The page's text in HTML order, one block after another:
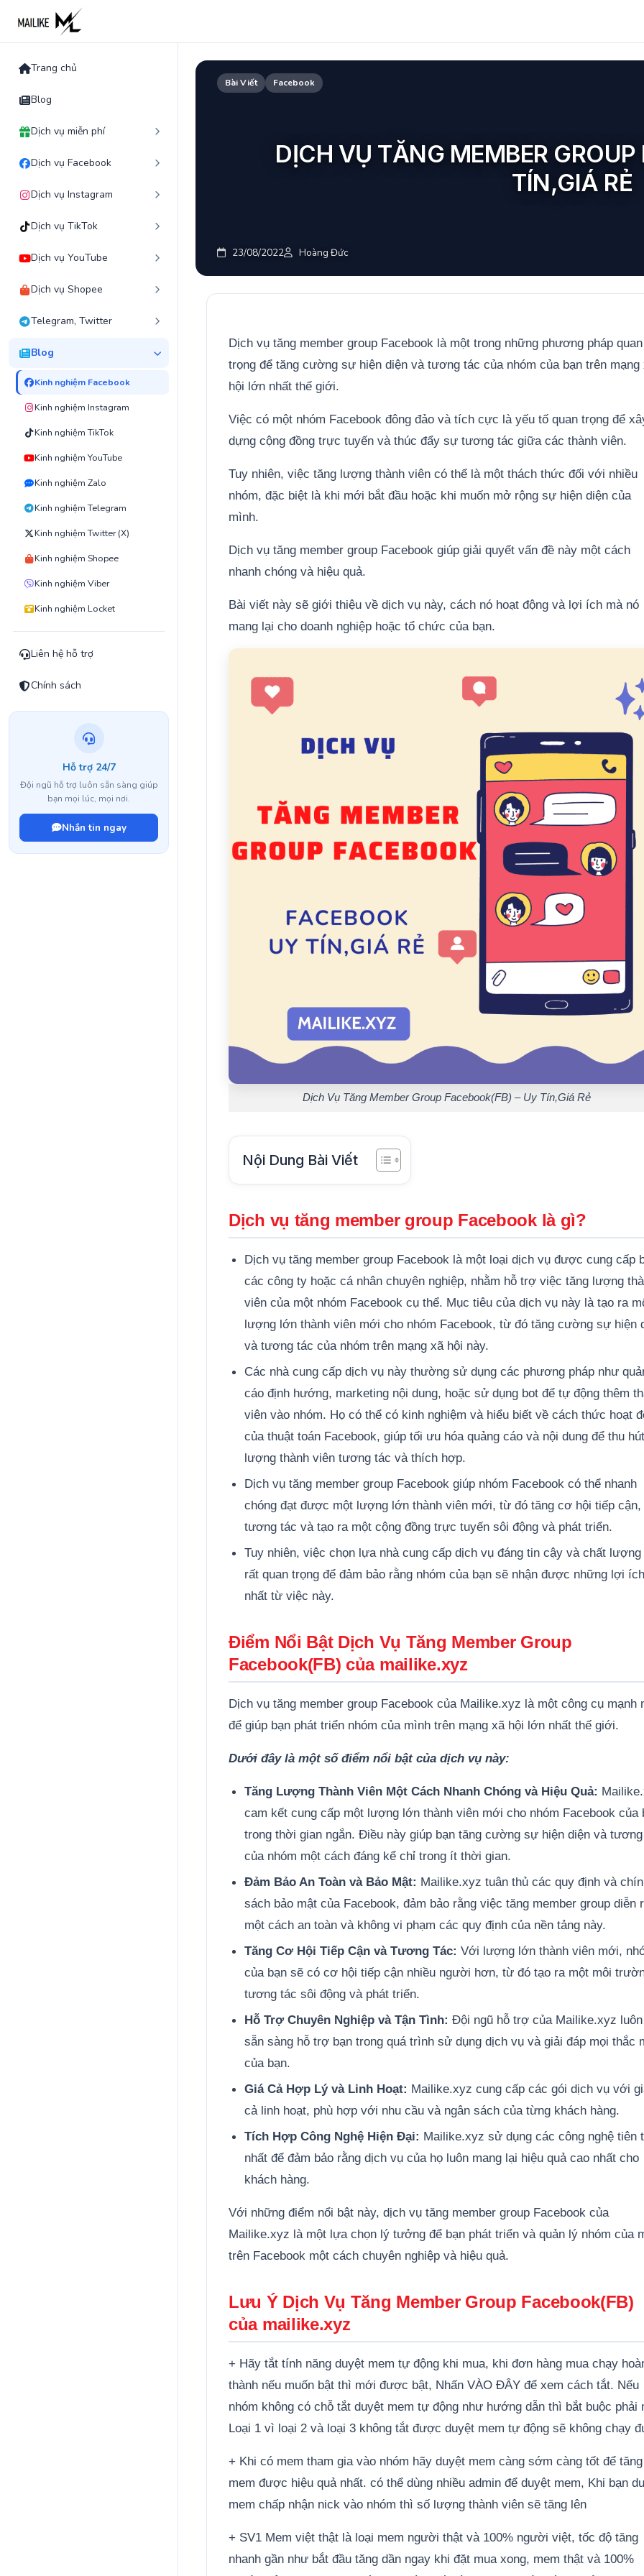
content
Trang chủ
Blog
Dịch vụ miễn phí
Dịch vụ Facebook
Dịch vụ Instagram
Dịch vụ TikTok
Dịch vụ YouTube
Dịch vụ Shopee
Telegram, Twitter
Blog
Kinh nghiệm Facebook
Kinh nghiệm Instagram
Kinh nghiệm TikTok
Kinh nghiệm YouTube
Kinh nghiệm Zalo
Kinh nghiệm Telegram
Kinh nghiệm Twitter (X)
Kinh nghiệm Shopee
Kinh nghiệm Viber
Kinh nghiệm Locket
Liên hệ hỗ trợ
Chính sách
Hỗ trợ 24/7
Đội ngũ hỗ trợ luôn sẵn sàng giúp
bạn mọi lúc, mọi nơi.
Nhắn tin ngay
Bài Viết Facebook
DỊCH VỤ TĂNG MEMBER
TÍN,GIÁ RẺ
23/08/2022 Hoàng Đức
Dịch vụ tăng member group Facebook là một trong những phương pháp quan
trọng để tăng cường sự hiện diện và tương tác của nhóm của bạn trên mạng
hội lớn nhất thế giới.
Việc có một nhóm Facebook đông đảo và tích cực là yếu tố quan trọng để
dựng cộng đồng trực tuyến và thúc đẩy sự tương tác giữa các thành viên.
Tuy nhiên, việc tăng lượng thành viên có thể là một thách thức đối với nhiều
nhóm, đặc biệt là khi mới bắt đầu hoặc khi muốn mở rộng sự hiện diện của
mình.
Dịch vụ tăng member group Facebook giúp giải quyết vấn đề này một cách
nhanh chóng và hiệu quả.
Bài viết này sẽ giới thiệu về dịch vụ này, cách nó hoạt động và lợi ích mà nó
mang lại cho doanh nghiệp hoặc tổ chức của bạn.
Dịch Vụ Tăng Member Group Facebook(FB) – Uy Tín,Giá Rẻ
Nội Dung Bài Viết
Dịch vụ tăng member group Facebook là gì?
Dịch vụ tăng member group Facebook là một loại dịch vụ được cung cấp
các công ty hoặc cá nhân chuyên nghiệp, nhằm hỗ trợ việc tăng lượng
viên của một nhóm Facebook cụ thể. Mục tiêu của dịch vụ này là tạo ra
lượng lớn thành viên mới cho nhóm Facebook, từ đó tăng cường sự hiện
và tương tác của nhóm trên mạng xã hội này.
Các nhà cung cấp dịch vụ này thường sử dụng các phương pháp như
cáo định hướng, marketing nội dung, hoặc sử dụng bot để tự động thêm
viên vào nhóm. Họ có thể có kinh nghiệm và hiểu biết về cách thức hoạt
của thuật toán Facebook, giúp tối ưu hóa quảng cáo và nội dung để thu hút
lượng thành viên tương tác và thích hợp.
Dịch vụ tăng member group Facebook giúp nhóm Facebook có thể nhanh
chóng đạt được một lượng lớn thành viên mới, từ đó tăng cơ hội tiếp cận,
tương tác và tạo ra một cộng đồng trực tuyến sôi động và phát triển.
Tuy nhiên, việc chọn lựa nhà cung cấp dịch vụ đáng tin cậy và chất lượng
rất quan trọng để đảm bảo rằng nhóm của bạn sẽ nhận được những lợi
nhất từ việc này.
Điểm Nổi Bật Dịch Vụ Tăng Member Group
Facebook(FB) của mailike.xyz
Dịch vụ tăng member group Facebook của Mailike.xyz là một công cụ mạnh
để giúp bạn phát triển nhóm của mình trên mạng xã hội lớn nhất thế giới.
Dưới đây là một số điểm nổi bật của dịch vụ này:
Tăng Lượng Thành Viên Một Cách Nhanh Chóng và Hiệu Quả:
cam kết cung cấp một lượng lớn thành viên mới cho nhóm Facebook của
trong thời gian ngắn. Điều này giúp bạn tăng cường sự hiện diện và
của nhóm một cách đáng kể chỉ trong ít thời gian.
Đảm Bảo An Toàn và Bảo Mật: Mailike.xyz tuân thủ các quy định và
sách bảo mật của Facebook, đảm bảo rằng việc tăng member group diễn
một cách an toàn và không vi phạm các quy định của nền tảng này.
Tăng Cơ Hội Tiếp Cận và Tương Tác: Với lượng lớn thành viên mới,
của bạn sẽ có cơ hội tiếp cận nhiều người hơn, từ đó tạo ra một môi
tương tác sôi động và phát triển.
Hỗ Trợ Chuyên Nghiệp và Tận Tình: Đội ngũ hỗ trợ của Mailike.xyz luôn
sẵn sàng hỗ trợ bạn trong quá trình sử dụng dịch vụ và giải đáp mọi thắc
của bạn.
Giá Cả Hợp Lý và Linh Hoạt: Mailike.xyz cung cấp các gói dịch vụ với
cả linh hoạt, phù hợp với nhu cầu và ngân sách của từng khách hàng.
Tích Hợp Công Nghệ Hiện Đại: Mailike.xyz sử dụng các công nghệ tiên
nhất để đảm bảo rằng dịch vụ của họ luôn mang lại hiệu quả cao nhất cho
khách hàng.
Với những điểm nổi bật này, dịch vụ tăng member group Facebook của
Mailike.xyz là một lựa chọn lý tưởng để bạn phát triển và quản lý nhóm của
trên Facebook một cách chuyên nghiệp và hiệu quả.
Lưu Ý Dịch Vụ Tăng Member Group Facebook(FB)
của mailike.xyz
+ Hãy tắt tính năng duyệt mem tự động khi mua, khi đơn hàng mua chạy
thành nếu muốn bật thì mới được bật, Nhấn VÀO ĐÂY để xem cách tắt. Nếu
nhóm không có chỗ tắt duyệt mem tự động như hướng dẫn thì bắt buộc phải
Loại 1 vì loại 2 và loại 3 không tắt được duyệt mem tự động sẽ không chạy
+ Khi có mem tham gia vào nhóm hãy duyệt mem càng sớm càng tốt để tăng
mem được hiệu quả nhất. có thể dùng nhiều admin để duyệt mem, Khi bạn
mem chấp nhận nick vào nhóm thì số lượng thành viên sẽ tăng lên
+ SV1 Mem việt thật là loại mem người thật và 100% người việt, tốc độ tăng
nhanh gần như bắt đầu tăng dần ngay khi đặt mua xong, mem thật và 100%